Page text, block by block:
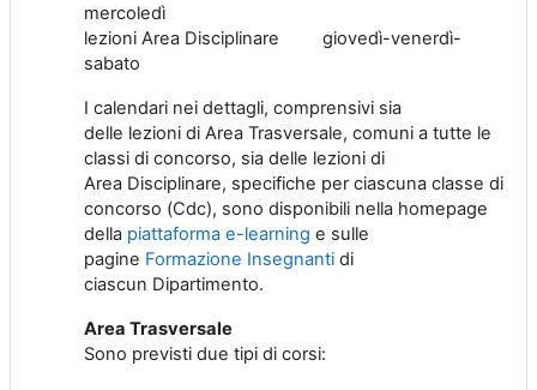
mercoledì
lezioni Area Disciplinare
giovedì-venerdì-
sabato
I calendari nei dettagli, comprensivi sia
delle lezioni di Area Trasversale, comuni a tutte le
classi di concorso, sia delle lezioni di
Area Disciplinare, specifiche perciascuna classe di
concorso (Cdc), sono disponibili nella homepage
della piattaforma e-learning e sulle
pagine Formazione Insegnanti di
ciascun Dipartimento.
Area Trasversale
Sono previsti due tipi di corsi: